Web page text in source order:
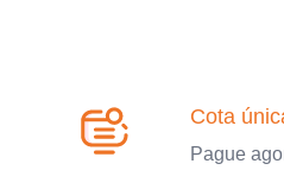
Cota
Pague